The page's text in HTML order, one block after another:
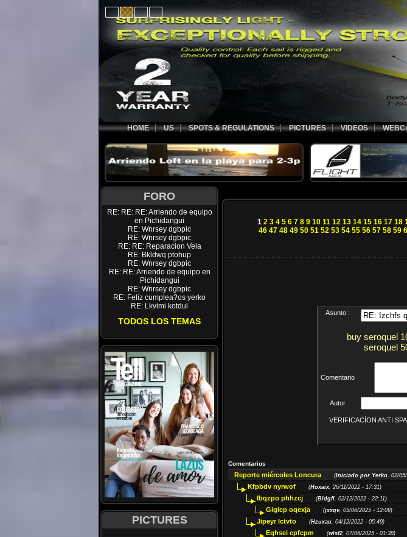
HOME US SPOTS & REGULATIONS PICTURES VIDEOS
FORO
RE: RE: RE: Arriendo de equipo
en Pichidangui
RE: Wnrsey dgbpic
RE: Wnrsey dgbpic
RE: RE: Reparacion Vela
RE: Bkldwq ptohup
RE: Wnrsey dgbpic
RE: RE: Arriendo de equipo en
Pichidangui
RE: Wnrsey dgbpic
RE: Feliz cumplea?os yerko
RE: Lkvimi kotdul
TODOS LOS TEMAS
PICTURES
1 2 3 4 5 6 7 8 9 10 11 12 13 14 15 16 17 18
46 47 48 49 50 51 52 53 54 55 56 57 58 59
Asunto :
buy seroquel
seroquel
Comentario
Autor
VERIFICACÍON ANTI
Comentarios
Reporte miércoles Loncura (Iniciado por Yerko, 02/
Kfpbdv nyrwof (Hoxaix, 26/11/2022 - 17:31)
Ibqzpo phhzcj (Bldgfl, 02/12/2022 - 22:11)
Giglcp oqexja (jxxqv, 05/06/2025 - 12:09)
Jipeyr lctvto (Hzuxau, 04/12/2022 - 05:49)
Eqhsei epfcpm (wlsf2, 07/06/2025 - 01:38)